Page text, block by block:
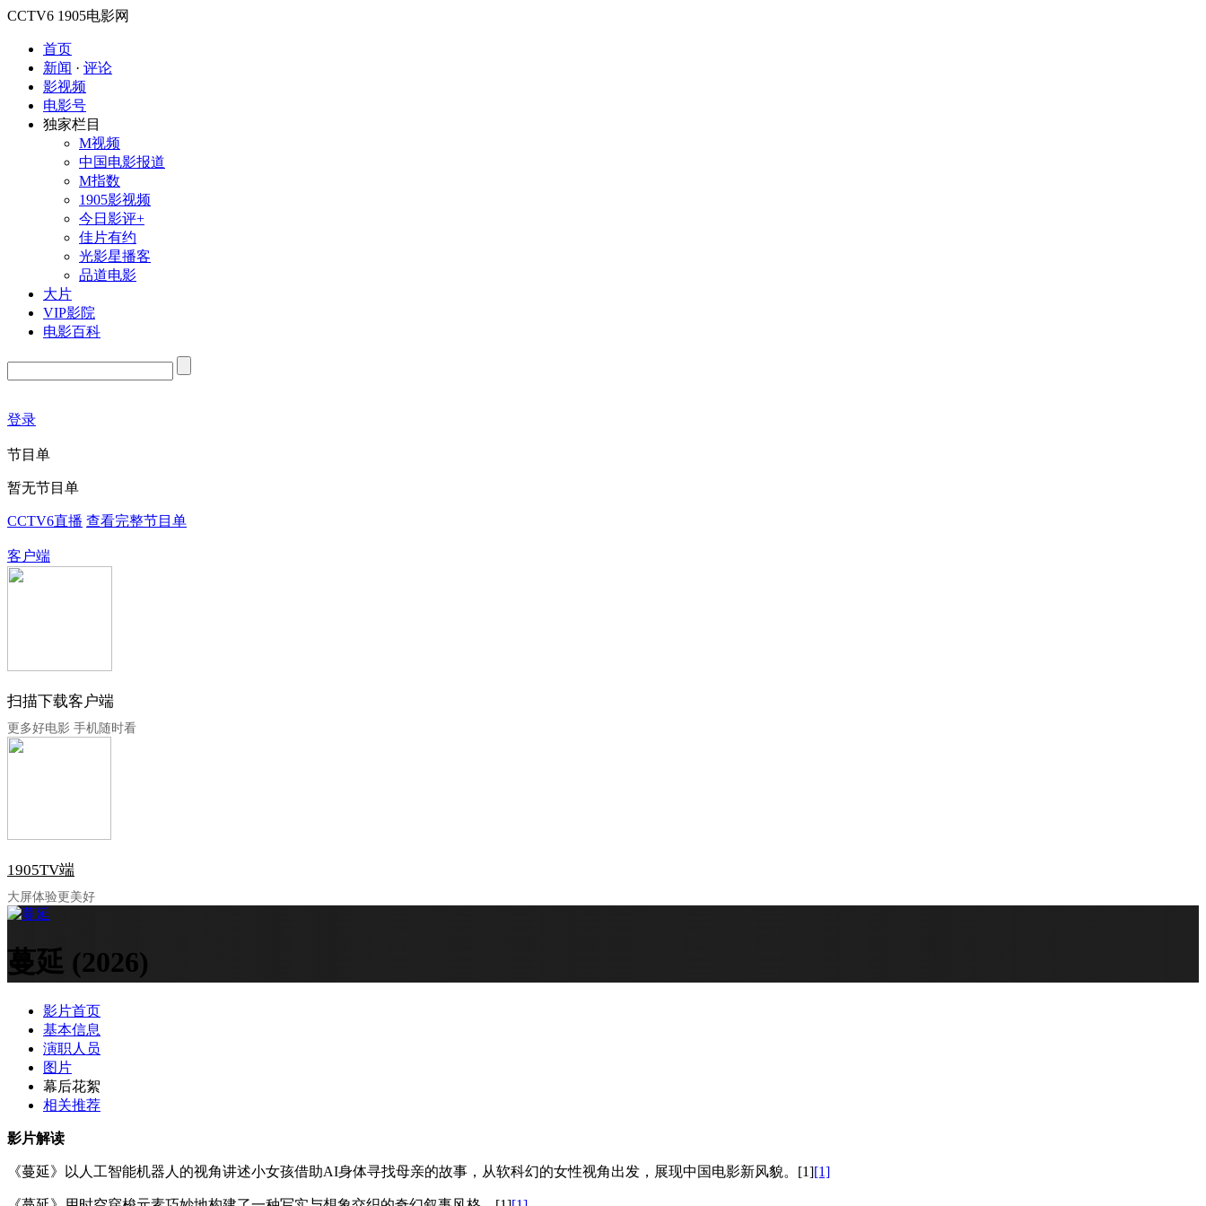
CCTV6 1905电影网
首页
新闻 · 评论
影视频
电影号
独家栏目
M视频
中国电影报道
M指数
1905影视频
今日影评+
佳片有约
光影星播客
品道电影
大片
VIP影院
电影百科
登录
节目单
暂无节目单
CCTV6直播 查看完整节目单
客户端
扫描下载客户端
更多好电影 手机随时看
1905TV端
大屏体验更美好
蔓延 (2026)
影片首页
基本信息
演职人员
图片
幕后花絮
相关推荐
影片解读
《蔓延》以人工智能机器人的视角讲述小女孩借助AI身体寻找母亲的故事，从软科幻的女性视角出发，展现中国电影新风貌。 [1][1]